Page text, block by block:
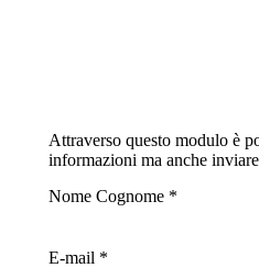
Attraverso questo modulo è
informazioni ma anche
Nome Cognome *
E-mail *